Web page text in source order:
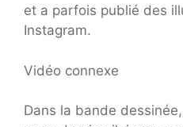
et a parfois publié des
Instagram.
Vidéo connexe
Dans la bande